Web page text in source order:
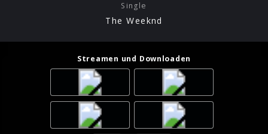
Single
The Weeknd
Streamen und Downloaden